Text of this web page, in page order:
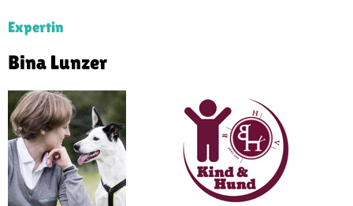
Expertin
Bina Lunzer